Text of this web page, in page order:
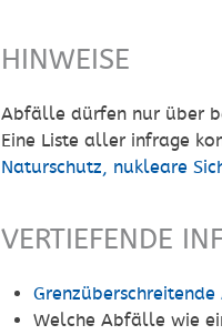
HINWEISE
Abfälle dürfen nur über
Eine Liste aller infrage
Naturschutz, nukleare
VERTIEFENDE
Welche Abfälle wie